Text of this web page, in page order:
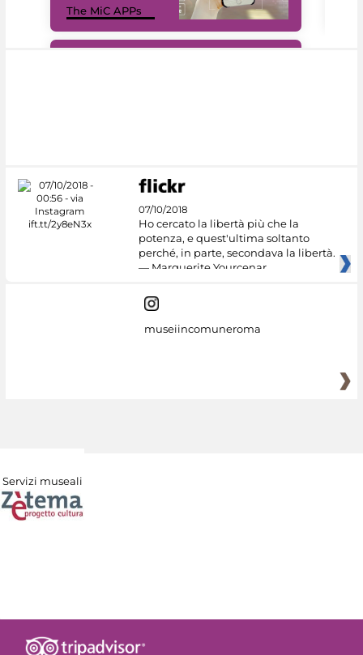
The MiC APPs
07/10/2018
Ho cercato la libertà più che la
potenza, e quest'ultima soltanto
perché, in parte, secondava la libertà.
— Marguerite Yourcenar
museiincomuneroma
Servizi museali